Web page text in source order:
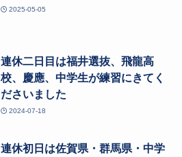
2025-05-05
連休二日目は福井選抜、飛龍高
校、慶應、中学生が練習にきてく
ださいました
2024-07-18
連休初日は佐賀県・群馬県・中学